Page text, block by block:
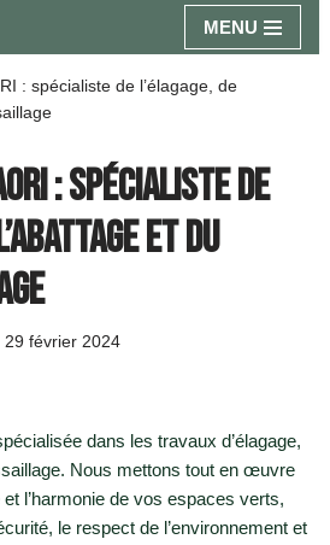
MENU
: spécialiste de l’élagage, de
: spécialiste de
et du
29 février 2024
dans les travaux d’élagage,
Nous mettons tout en œuvre
l’harmonie de vos espaces verts,
le respect de l’environnement et